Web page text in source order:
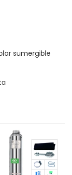
sumergible